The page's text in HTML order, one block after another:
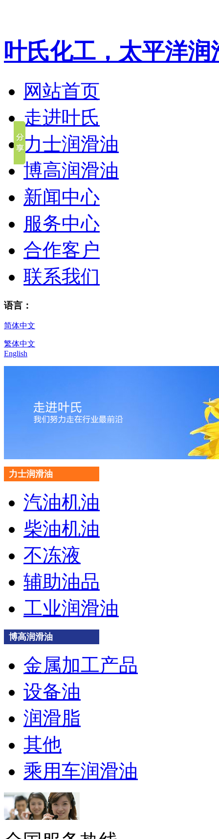
叶氏化工，太平洋润
网站首页
走进叶氏
力士润滑油
博高润滑油
新闻中心
服务中心
合作客户
联系我们
语言：
简体中文
繁体中文
English
力士润滑油
汽油机油
柴油机油
不冻液
辅助油品
工业润滑油
博高润滑油
金属加工产品
设备油
润滑脂
其他
乘用车润滑油